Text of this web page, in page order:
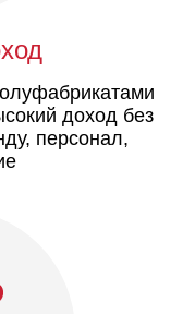
доход без
персонал,